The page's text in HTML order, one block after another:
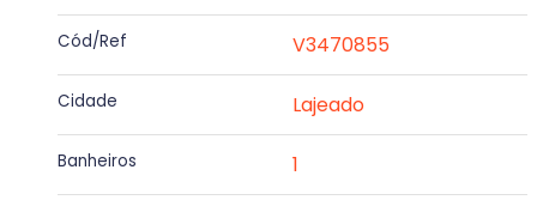
Cód/Ref V3470855
Cidade Lajeado
Banheiros 1